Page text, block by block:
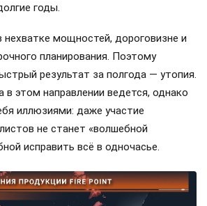
годы.
мощностей, дороговизне и
планирования. Поэтому
результат за полгода — утопия.
в этом направлении ведется, однако
иллюзиями: даже участие
не станет «волшебной
исправить всё в одночасье.